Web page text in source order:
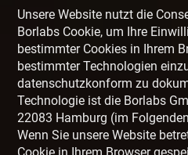
Unsere Website nutzt die
Borlabs Cookie, um Ihre
bestimmter Cookies in Ihrem
bestimmter Technologien
datenschutzkonform zu
Technologie ist die Borlabs
22083 Hamburg (im
Wenn Sie unsere Website